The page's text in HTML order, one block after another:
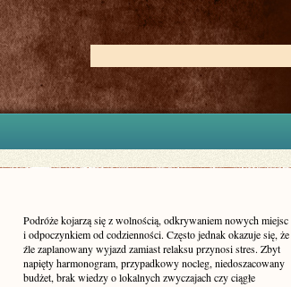
Podróże kojarzą się z wolnością, odkrywaniem nowych miejsc
i odpoczynkiem od codzienności. Często jednak okazuje się, że
źle zaplanowany wyjazd zamiast relaksu przynosi stres. Zbyt
napięty harmonogram, przypadkowy nocleg, niedoszacowany
budżet, brak wiedzy o lokalnych zwyczajach czy ciągłe